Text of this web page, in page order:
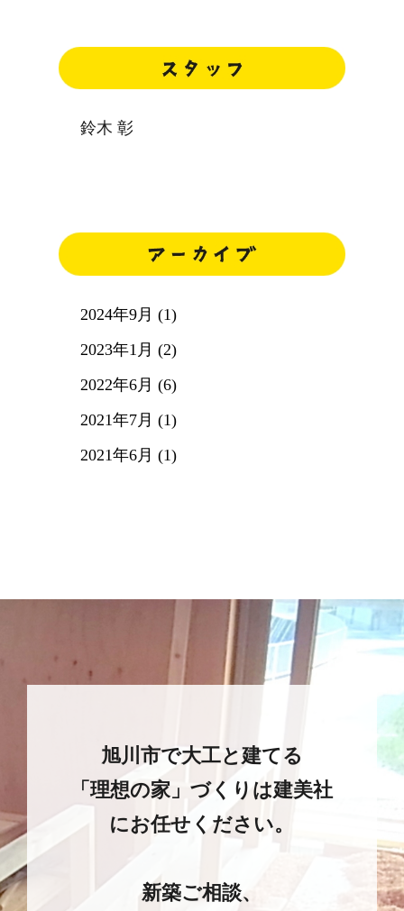
鈴木 彰
2024年9月 (1)
2023年1月 (2)
2022年6月 (6)
2021年7月 (1)
2021年6月 (1)
旭川市で大工と建てる
「理想の家」づくりは建美社
にお任せください。
新築ご相談、